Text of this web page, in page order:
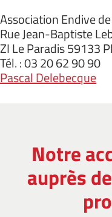
Association Endive
Rue Jean-Baptiste
ZI Le Paradis 59133
Tél. : 03 20 62 90 90
Pascal Delebecque
Notre
auprès